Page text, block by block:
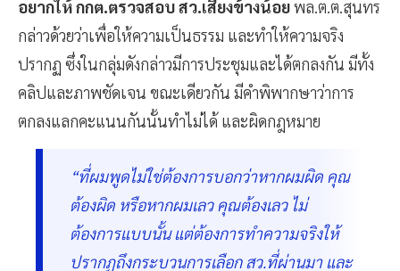
ผู้สื่อข่าวถามว่า หากมองว่ามีโพยไม่ผิด แต่ทำไมถึง
อยากให้ กกต.ตรวจสอบ สว.เสียงข้างน้อยพล.ต.ต.สุนทร
กล่าวด้วยว่าเพื่อให้ความเป็นธรรม และทำให้ความจริง
ปรากฏ ซึ่งในกลุ่มดังกล่าวมีการประชุมและได้ตกลงกัน มีทั้ง
คลิปและภาพชัดเจน ขณะเดียวกัน มีคำพิพากษาว่าการ
ตกลงแลกคะแนนกันนั้นทำไม่ได้ และผิดกฎหมาย
“ที่ผมพูดไม่ใช่ต้องการบอกว่าหากผมผิด คุณ
ต้องผิด หรือหากผมเลว คุณต้องเลว ไม่
ต้องการแบบนั้น แต่ต้องการทำความจริงให้